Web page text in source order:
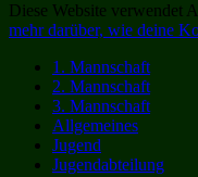
Diese Website verwendet
mehr darüber, wie deine
1. Mannschaft
2. Mannschaft
3. Mannschaft
Allgemeines
Jugend
Jugendabteilung